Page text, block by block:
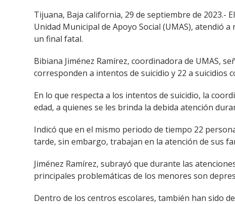
Tijuana, Baja california, 29 de septiembre de 2023.-
Unidad Municipal de Apoyo Social (UMAS), atendió
un final fatal.
Bibiana Jiménez Ramírez, coordinadora de UMAS,
corresponden a intentos de suicidio y 22 a suicidios
En lo que respecta a los intentos de suicidio, la
edad, a quienes se les brinda la debida atención
Indicó que en el mismo periodo de tiempo 22
tarde, sin embargo, trabajan en la atención de sus
Jiménez Ramírez, subrayó que durante las
principales problemáticas de los menores son
Dentro de los centros escolares, también han sido